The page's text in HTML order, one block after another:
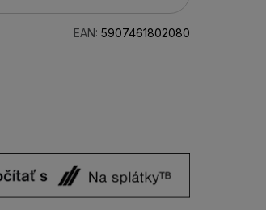
EAN: 5907461802080